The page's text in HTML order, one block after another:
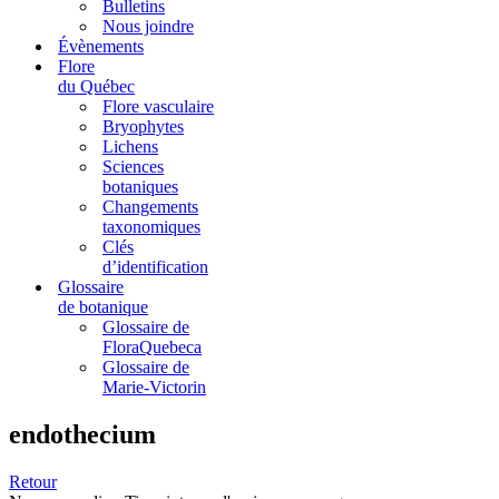
Bulletins
Nous joindre
Évènements
Flore
du Québec
Flore vasculaire
Bryophytes
Lichens
Sciences
botaniques
Changements
taxonomiques
Clés
d’identification
Glossaire
de botanique
Glossaire de
FloraQuebeca
Glossaire de
Marie-Victorin
endothecium
Retour